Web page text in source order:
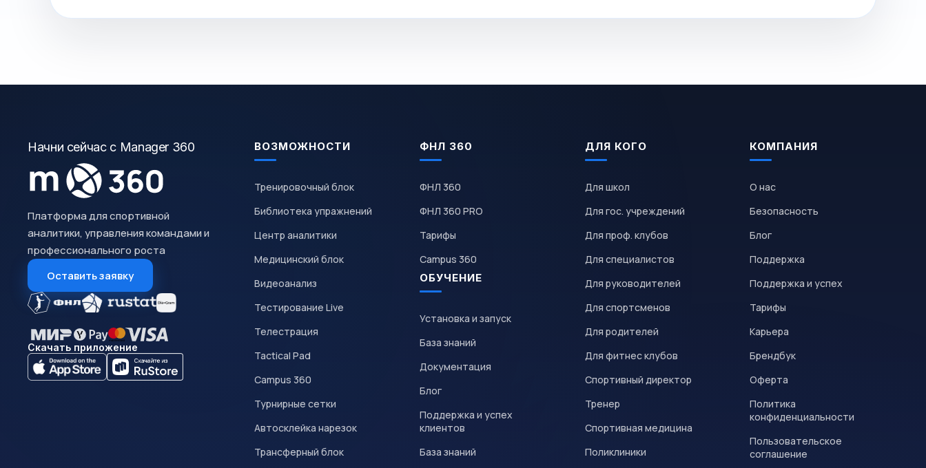
Начни сейчас с Manager 360
Платформа для спортивной
аналитики, управления командами и
профессионального роста
Оставить заявку
Скачать приложение
ВОЗМОЖНОСТИ
Тренировочный блок
Библиотека упражнений
Центр аналитики
Медицинский блок
Видеоанализ
Тестирование Live
Телестрация
Tactical Pad
Campus 360
Турнирные сетки
Автосклейка нарезок
Трансферный блок
ФНЛ 360
ФНЛ 360
ФНЛ 360 PRO
Тарифы
Campus 360
ОБУЧЕНИЕ
Установка и запуск
База знаний
Документация
Блог
Поддержка и успех
клиентов
База знаний
ДЛЯ КОГО
Для школ
Для гос. учреждений
Для проф. клубов
Для специалистов
Для руководителей
Для спортсменов
Для родителей
Для фитнес клубов
Спортивный директор
Тренер
Спортивная медицина
Поликлиники
КОМПАНИЯ
О нас
Безопасность
Блог
Поддержка
Поддержка и успех
Тарифы
Карьера
Брендбук
Оферта
Политика
конфиденциальности
Пользовательское
соглашение